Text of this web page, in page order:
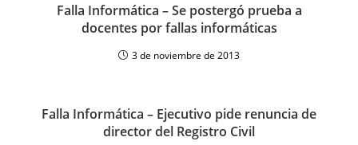
Falla Informática – Se postergó prueba a
docentes por fallas informáticas
3 de noviembre de 2013
Falla Informática – Ejecutivo pide renuncia de
director del Registro Civil